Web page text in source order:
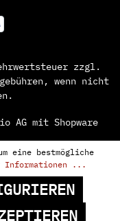
zzgl.
wenn nicht
AG mit Shopware
eine bestmögliche
Informationen ...